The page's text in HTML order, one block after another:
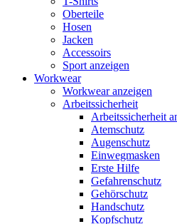
Oberteile
Hosen
Jacken
Accessoirs
Sport anzeigen
Workwear
Workwear anzeigen
Arbeitssicherheit
Arbeitssicherheit
Atemschutz
Augenschutz
Einwegmasken
Erste Hilfe
Gefahrenschutz
Gehörschutz
Handschutz
Kopfschutz